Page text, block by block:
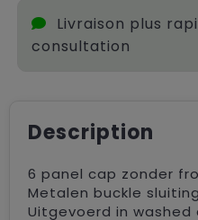
Livraison plus
consultation
Description
6 panel cap zonder
Metalen buckle
Uitgevoerd in